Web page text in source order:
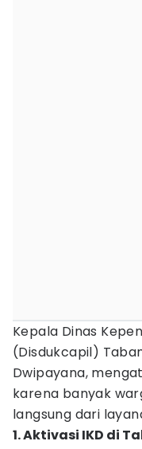
Kepala Dinas
(Disdukcapil)
Dwipayana,
karena banyak
langsung dari
1. Aktivasi IKD di